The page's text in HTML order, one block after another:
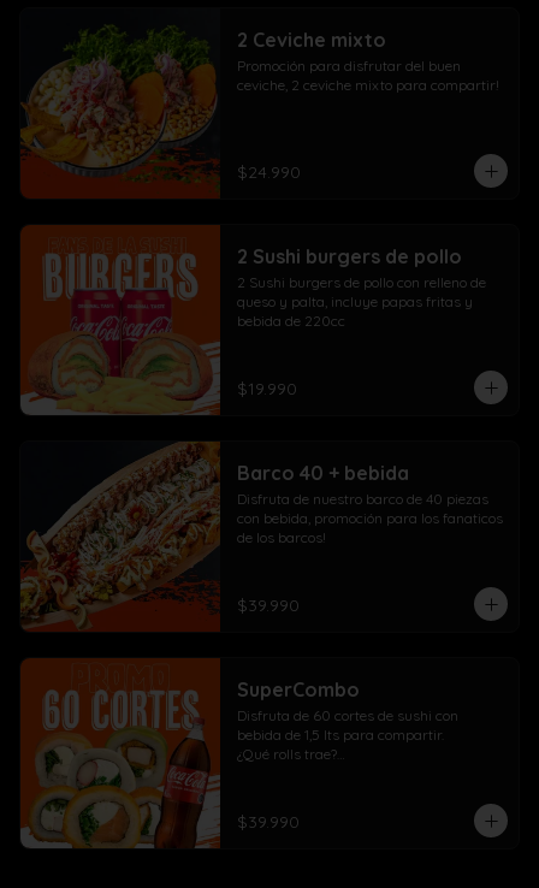
2 Ceviche mixto
Promoción para disfrutar del buen
ceviche, 2 ceviche mixto para compartir!
$24.990
2 Sushi burgers de pollo
2 Sushi burgers de pollo con relleno de
queso y palta, incluye papas fritas y
bebida de 220cc
$19.990
Barco 40 + bebida
Disfruta de nuestro barco de 40 piezas
con bebida, promoción para los fanaticos
de los barcos!
$39.990
SuperCombo
Disfruta de 60 cortes de sushi con
bebida de 1,5 lts para compartir.
¿Qué rolls trae?
10 Kanikama, cebollín, queso crema
envuelto en panko
$39.990